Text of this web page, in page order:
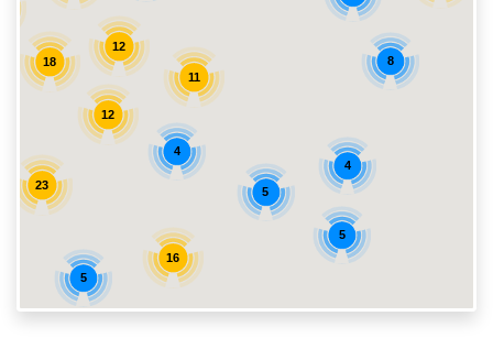
23
12
16
5
12
4
8
5
18
4
5
11